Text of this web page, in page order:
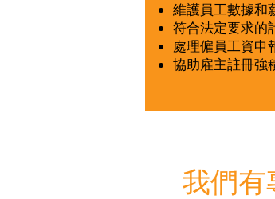
維護員工數據和
符合法定要求的
處理僱員工資申
協助雇主註冊強
我們有